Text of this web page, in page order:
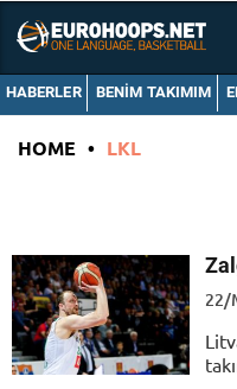
HABERLER BENIM TAKIMIM
HOME • LKL
22/